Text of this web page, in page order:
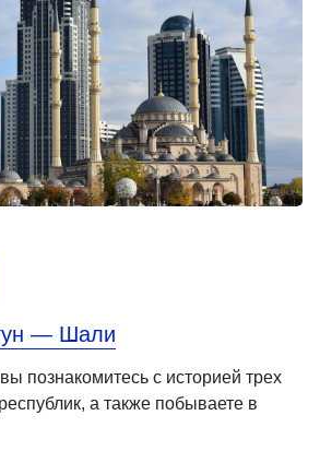
— Шали
познакомитесь с историей трех
а также побываете в